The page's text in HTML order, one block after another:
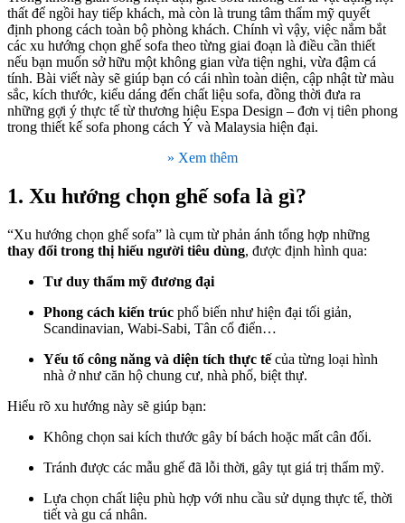
thất để ngồi hay tiếp khách, mà còn là trung tâm thẩm mỹ quyết
định phong cách toàn bộ phòng khách. Chính vì vậy, việc nắm bắt
các xu hướng chọn ghế sofa theo từng giai đoạn là điều cần thiết
nếu bạn muốn sở hữu một không gian vừa tiện nghi, vừa đậm cá
tính. Bài viết này sẽ giúp bạn có cái nhìn toàn diện, cập nhật từ màu
sắc, kích thước, kiểu dáng đến chất liệu sofa, đồng thời đưa ra
những gợi ý thực tế từ thương hiệu Espa Design – đơn vị tiên phong
trong thiết kế sofa phong cách Ý và Malaysia hiện đại.
» Xem thêm
1. Xu hướng chọn ghế sofa là gì?
“Xu hướng chọn ghế sofa” là cụm từ phản ánh tổng hợp những
thay đổi trong thị hiếu người tiêu dùng, được định hình qua:
Tư duy thẩm mỹ đương đại
Phong cách kiến trúc phổ biến như hiện đại tối giản,
Scandinavian, Wabi-Sabi, Tân cổ điển…
Yếu tố công năng và diện tích thực tếcủa từng loại hình
nhà ở như căn hộ chung cư, nhà phố, biệt thự.
Hiểu rõ xu hướng này sẽ giúp bạn:
Không chọn sai kích thước gây bí bách hoặc mất cân đối.
Tránh được các mẫu ghế đã lỗi thời, gây tụt giá trị thẩm mỹ.
Lựa chọn chất liệu phù hợp với nhu cầu sử dụng thực tế, thời
tiết và gu cá nhân.